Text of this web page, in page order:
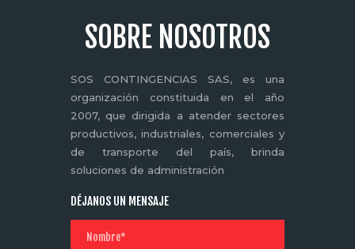
SOBRE NOSOTROS
SOS CONTINGENCIAS SAS, es una
organización constituida en el año
2007, que dirigida a atender sectores
productivos, industriales, comerciales y
de transporte del país, brinda
soluciones de administración
DÉJANOS UN MENSAJE